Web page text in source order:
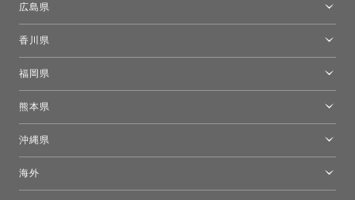
広島県
香川県
福岡県
熊本県
沖縄県
海外